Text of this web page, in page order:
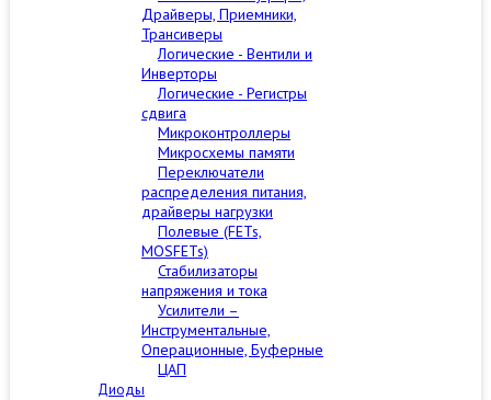
Драйверы, Приемники,
Трансиверы
Логические - Вентили и
Инверторы
Логические - Регистры
сдвига
Микроконтроллеры
Микросхемы памяти
Переключатели
распределения питания,
драйверы нагрузки
Полевые (FETs,
MOSFETs)
Стабилизаторы
напряжения и тока
Усилители –
Инструментальные,
Операционные, Буферные
ЦАП
Диоды